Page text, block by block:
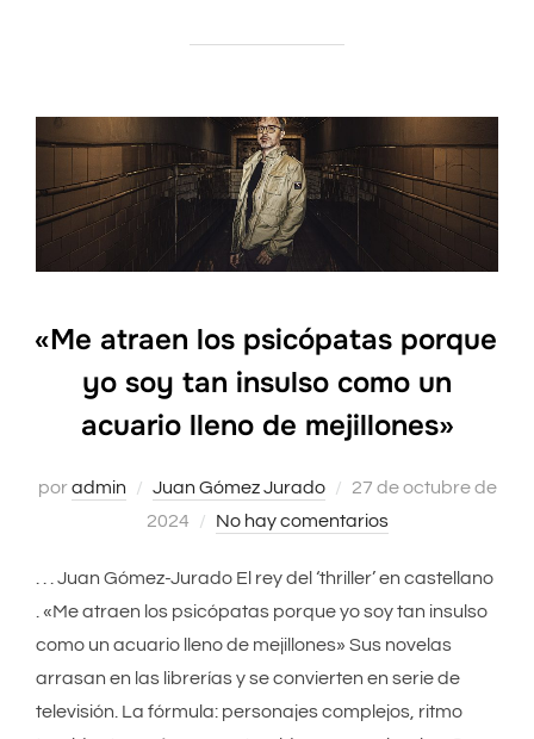
«Me atraen los psicópatas porque
yo soy tan insulso como un
acuario lleno de mejillones»
poradmin Juan Gómez Jurado
Publicado
el
27 de octubre de
2024
No hay comentarios
. . . Juan Gómez-Jurado El rey del ‘thriller’ en castellano
. «Me atraen los psicópatas porque yo soy tan insulso
como un acuario lleno de mejillones» Sus novelas
arrasan en las librerías y se convierten en serie de
televisión. La fórmula: personajes complejos, ritmo